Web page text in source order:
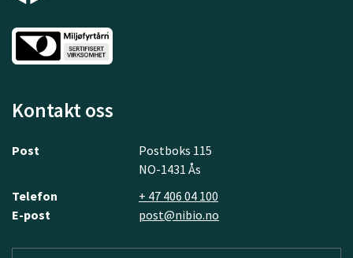
Kontakt oss
Post
Postboks 115
NO-1431 Ås
Telefon
+ 47 406 04 100
E-post
post@nibio.no